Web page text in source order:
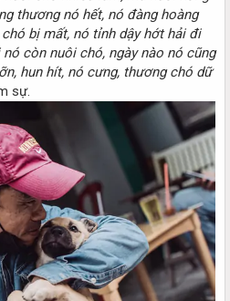
thương nó hết, nó đàng hoàng
bị mất, nó tỉnh dậy hớt hải đi
còn nuôi chó, ngày nào nó cũng
hun hít, nó cưng, thương chó dữ
sự.